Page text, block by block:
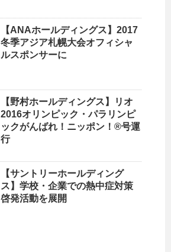
【ANAホールディングス】2017
冬季アジア札幌大会オフィシャ
ルスポンサーに
【野村ホールディングス】リオ
2016オリンピック・パラリンピ
ックがんばれ！ニッポン！®号運
行
【サントリーホールディング
ス】学校・企業での熱中症対策
啓発活動を展開